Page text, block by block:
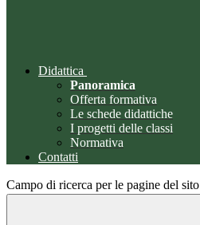
Didattica
Panoramica
Offerta formativa
Le schede didattiche
I progetti delle classi
Normativa
Contatti
Campo di ricerca per le pagine del sito